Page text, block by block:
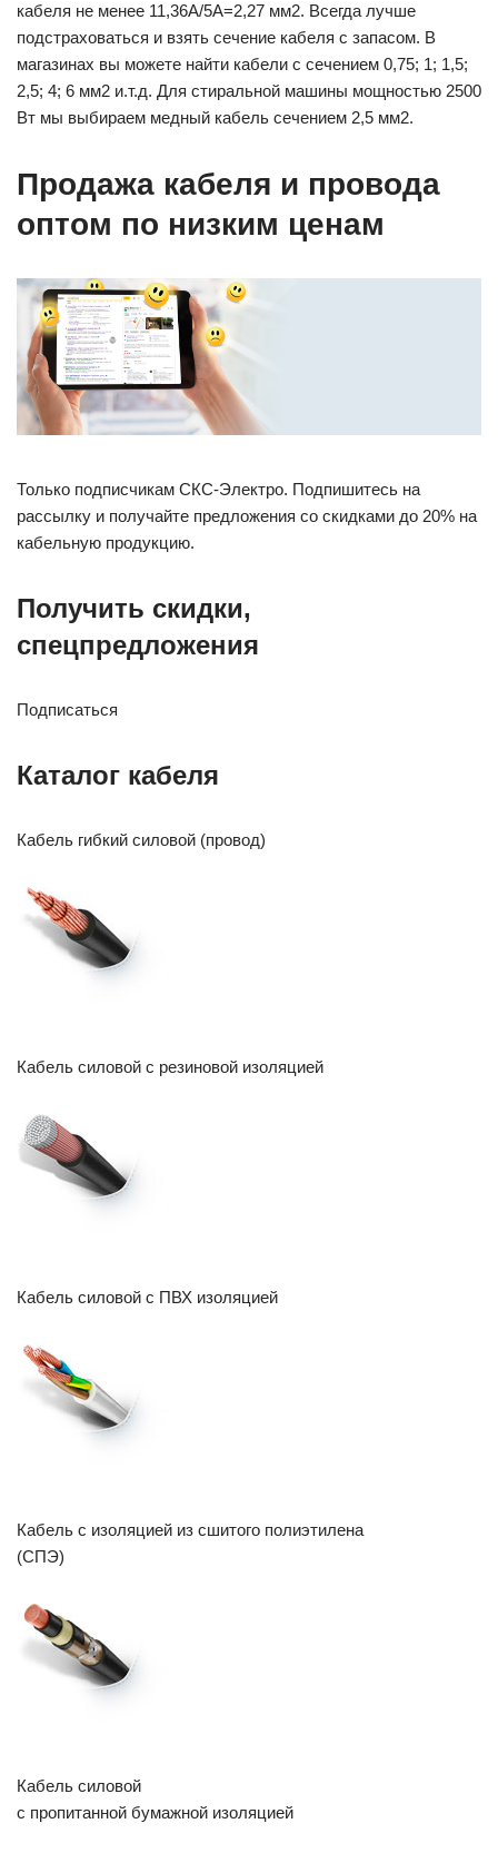
кабеля не менее 11,36А/5А=2,27 мм2. Всегда лучше
подстраховаться и взять сечение кабеля с запасом. В
магазинах вы можете найти кабели с сечением 0,75; 1; 1,5;
2,5; 4; 6 мм2 и.т.д. Для стиральной машины мощностью 2500
Вт мы выбираем медный кабель сечением 2,5 мм2.
Продажа кабеля и провода
оптом по низким ценам
Только подписчикам СКС-Электро. Подпишитесь на
рассылку и получайте предложения со скидками до 20% на
кабельную продукцию.
Получить скидки,
спецпредложения
Подписаться
Каталог кабеля
Кабель гибкий силовой (провод)
Кабель силовой с резиновой изоляцией
Кабель силовой с ПВХ изоляцией
Кабель с изоляцией из сшитого полиэтилена
(СПЭ)
Кабель силовой
с пропитанной бумажной изоляцией